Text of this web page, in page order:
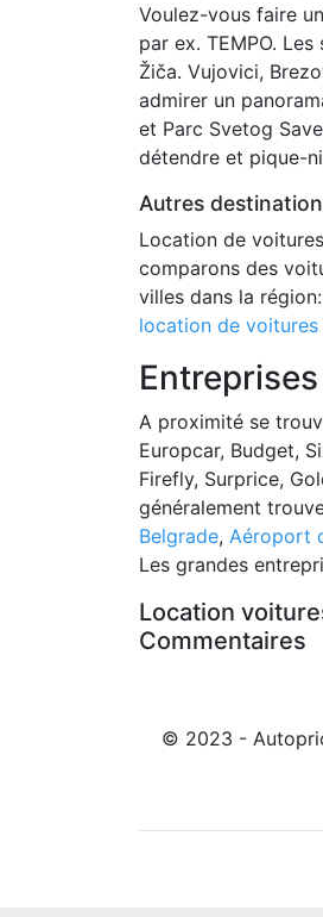
Voulez-vous faire
par ex. TEMPO.
Žiča. Vujovici,
admirer un
et Parc Svetog
détendre et pique-
Autres
Location de
comparons des
villes dans la région:
location de voitures
A proximité se
Europcar, Budget,
Firefly, Surprice,
généralement
Belgrade, Aéroport
Les grandes
Location
Commentaires
© 2023 -